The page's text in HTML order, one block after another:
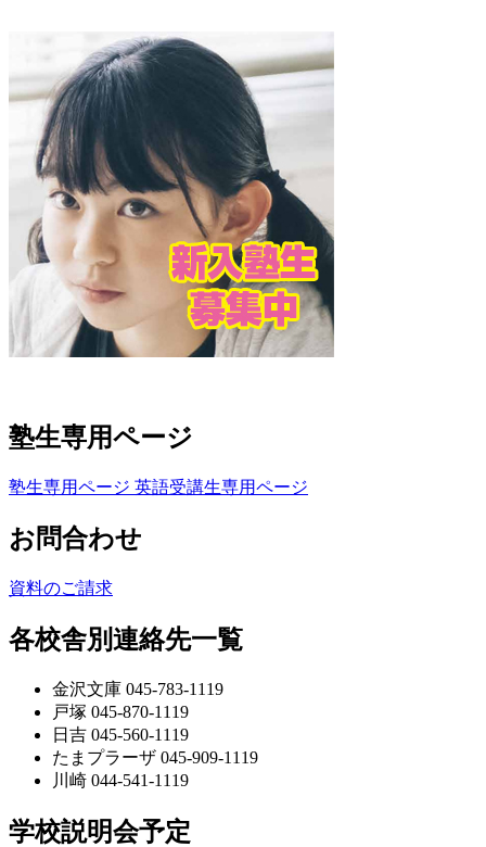
塾生専用ページ
塾生専用ページ 英語受講生専用ページ
お問合わせ
資料のご請求
各校舎別連絡先一覧
金沢文庫 045-783-1119
戸塚 045-870-1119
日吉 045-560-1119
たまプラーザ 045-909-1119
川崎 044-541-1119
学校説明会予定